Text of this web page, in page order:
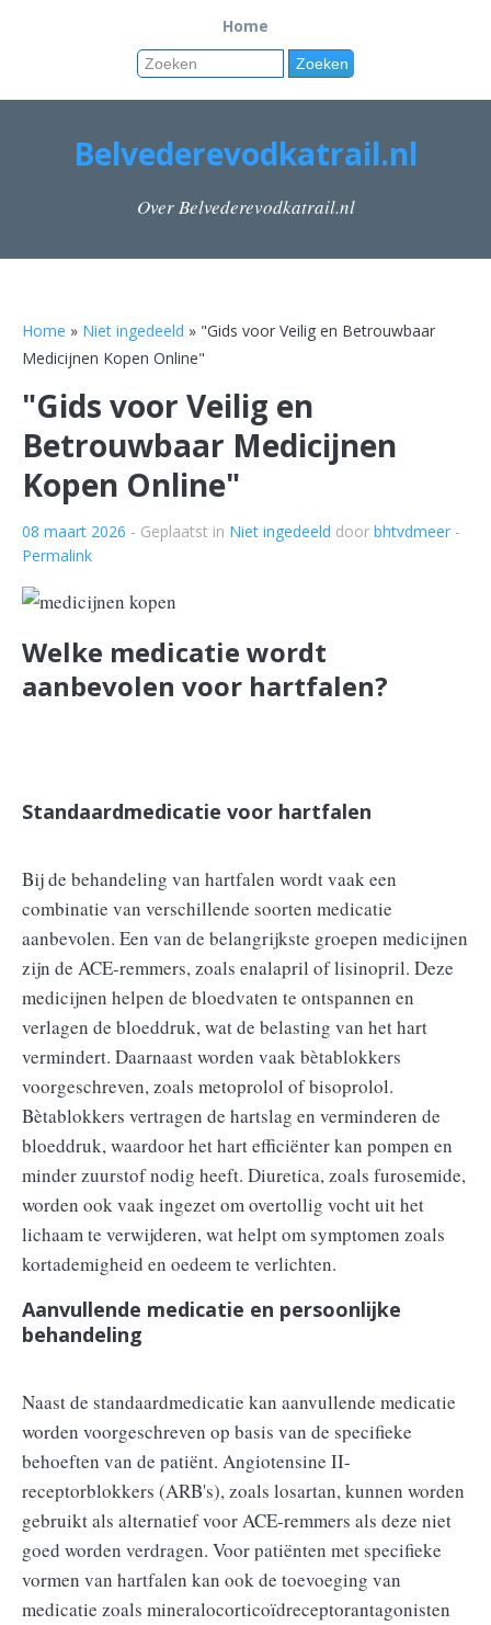
Home
Belvederevodkatrail.nl
Over Belvederevodkatrail.nl
Home » Niet ingedeeld » "Gids voor Veilig en Betrouwbaar
Medicijnen Kopen Online"
"Gids voor Veilig en
Betrouwbaar Medicijnen
Kopen Online"
08 maart 2026 - Geplaatst in Niet ingedeeld door bhtvdmeer -
Permalink
Welke medicatie wordt
aanbevolen voor hartfalen?
Standaardmedicatie voor hartfalen
Bij de behandeling van hartfalen wordt vaak een
combinatie van verschillende soorten medicatie
aanbevolen. Een van de belangrijkste groepen medicijnen
zijn de ACE-remmers, zoals enalapril of lisinopril. Deze
medicijnen helpen de bloedvaten te ontspannen en
verlagen de bloeddruk, wat de belasting van het hart
vermindert. Daarnaast worden vaak bètablokkers
voorgeschreven, zoals metoprolol of bisoprolol.
Bètablokkers vertragen de hartslag en verminderen de
bloeddruk, waardoor het hart efficiënter kan pompen en
minder zuurstof nodig heeft. Diuretica, zoals furosemide,
worden ook vaak ingezet om overtollig vocht uit het
lichaam te verwijderen, wat helpt om symptomen zoals
kortademigheid en oedeem te verlichten.
Aanvullende medicatie en persoonlijke
behandeling
Naast de standaardmedicatie kan aanvullende medicatie
worden voorgeschreven op basis van de specifieke
behoeften van de patiënt. Angiotensine II-
receptorblokkers (ARB's), zoals losartan, kunnen worden
gebruikt als alternatief voor ACE-remmers als deze niet
goed worden verdragen. Voor patiënten met specifieke
vormen van hartfalen kan ook de toevoeging van
medicatie zoals mineralocorticoïdreceptorantagonisten